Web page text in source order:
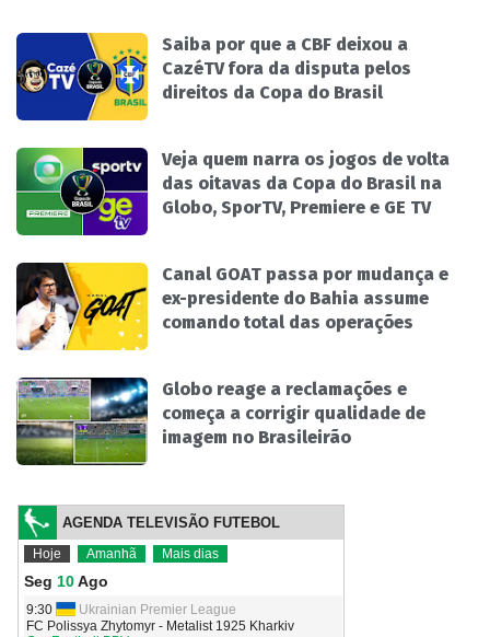
Saiba por que a CBF deixou a
CazéTV fora da disputa pelos
direitos da Copa do Brasil
Veja quem narra os jogos de volta
das oitavas da Copa do Brasil na
Globo, SporTV, Premiere e GE TV
Canal GOAT passa por mudança e
ex-presidente do Bahia assume
comando total das operações
Globo reage a reclamações e
começa a corrigir qualidade de
imagem no Brasileirão